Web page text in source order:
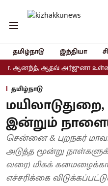
தமிழ்நாடு இந்தியா
ஆதவ் அர்ஜுனா
தமிழ்நாடு
இன்றும்
சென்னை & புறநகர்
அடுத்த மூன்று
வரை) மிகக்
எச்சரிக்கை